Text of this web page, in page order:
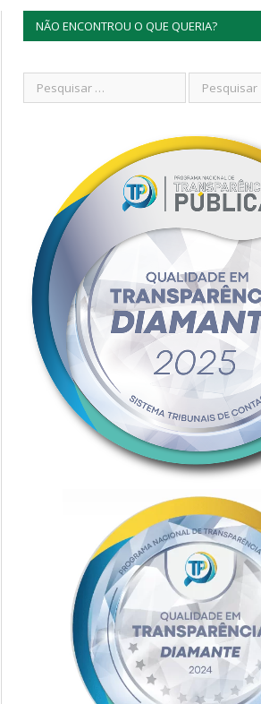
NÃO ENCONTROU O QUE QUERIA?